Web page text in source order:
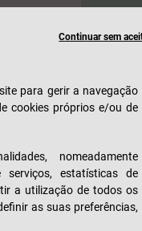
Continuar sem
para gerir a navegação
cookies próprios e/ou de
nomeadamente
serviços, estatísticas de
a utilização de todos os
as suas preferências,